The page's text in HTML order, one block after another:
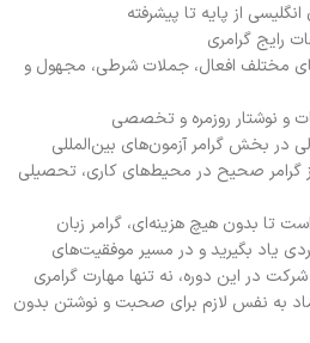
از پایه تا پیشرفته
رایج گرامری
مختلف افعال، جملات شرطی، مجهول و
و نوشتار روزمره و تخصصی
در بخش گرامر آزمون‌های بین‌المللی
از گرامر صحیح در محیط‌های کاری، تحصیلی
تا بدون هیچ هزینه‌ای، گرامر زبان
یاد بگیرید و در مسیر موفقیت‌های
شرکت در این دوره، نه تنها مهارت گرامری
به نفس لازم برای صحبت و نوشتن بدون